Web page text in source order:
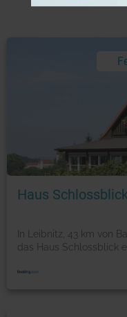
Haus
In Leibnitz, 43 km von
das Haus Schlossblick